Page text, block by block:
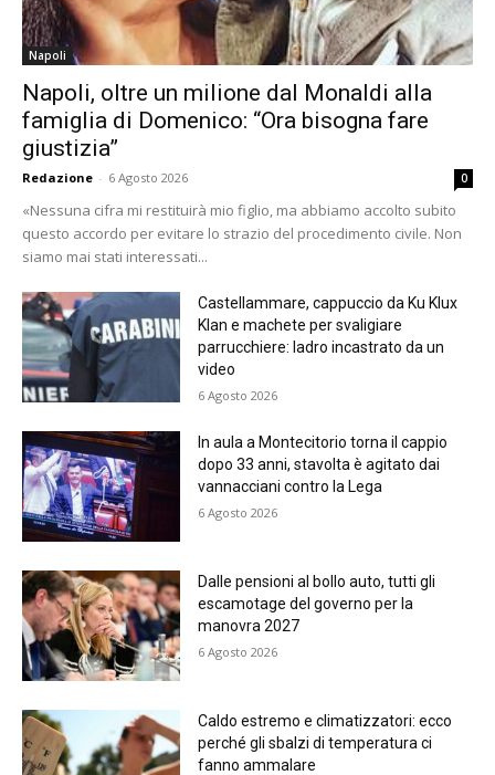
Napoli
Napoli, oltre un milione dal Monaldi alla
famiglia di Domenico: “Ora bisogna fare
giustizia”
Redazione - 6 Agosto 2026 0
«Nessuna cifra mi restituirà mio figlio, ma abbiamo accolto subito
questo accordo per evitare lo strazio del procedimento civile. Non
siamo mai stati interessati...
Castellammare, cappuccio da Ku Klux
Klan e machete per svaligiare
parrucchiere: ladro incastrato da un
video
6 Agosto 2026
In aula a Montecitorio torna il cappio
dopo 33 anni, stavolta è agitato dai
vannacciani contro la Lega
6 Agosto 2026
Dalle pensioni al bollo auto, tutti gli
escamotage del governo per la
manovra 2027
6 Agosto 2026
Caldo estremo e climatizzatori: ecco
perché gli sbalzi di temperatura ci
fanno ammalare